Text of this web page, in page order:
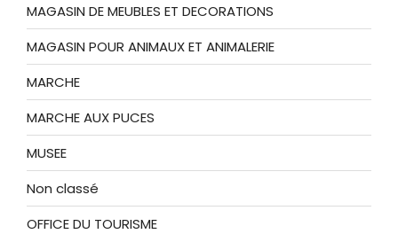
MAGASIN DE MEUBLES ET DECORATIONS
MAGASIN POUR ANIMAUX ET ANIMALERIE
MARCHE
MARCHE AUX PUCES
MUSEE
Non classé
OFFICE DU TOURISME